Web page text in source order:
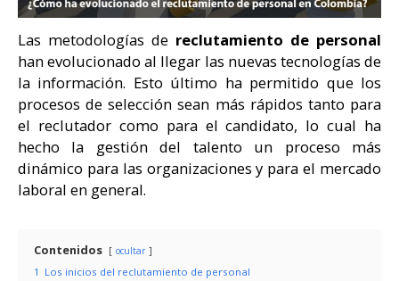
Las metodologías de reclutamiento de personal
han evolucionado al llegar las nuevas tecnologías de
la información. Esto último ha permitido que los
procesos de selección sean más rápidos tanto para
el reclutador como para el candidato, lo cual ha
hecho la gestión del talento un proceso más
dinámico para las organizaciones y para el mercado
laboral en general.
Contenidos ocultar
1 Los inicios del reclutamiento de personal